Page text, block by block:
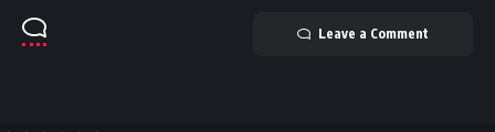
Leave a Comment